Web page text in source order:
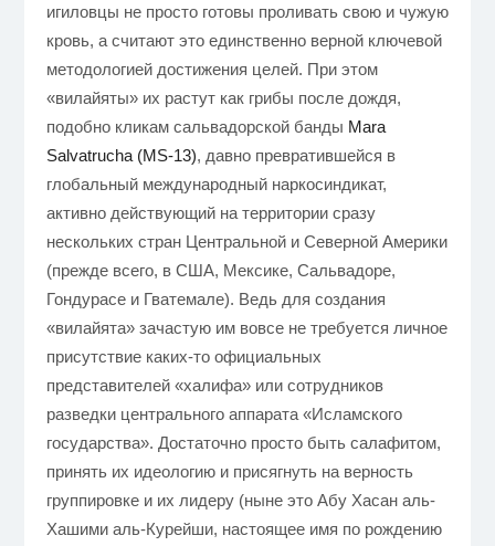
игиловцы не просто готовы проливать свою и чужую
кровь, а считают это единственно верной ключевой
методологией достижения целей. При этом
«вилайяты» их растут как грибы после дождя,
подобно кликам сальвадорской банды Mara
Salvatrucha (MS-13), давно превратившейся в
глобальный международный наркосиндикат,
активно действующий на территории сразу
нескольких стран Центральной и Северной Америки
(прежде всего, в США, Мексике, Сальвадоре,
Гондурасе и Гватемале). Ведь для создания
«вилайята» зачастую им вовсе не требуется личное
присутствие каких-то официальных
представителей «халифа» или сотрудников
разведки центрального аппарата «Исламского
государства». Достаточно просто быть салафитом,
принять их идеологию и присягнуть на верность
группировке и их лидеру (ныне это Абу Хасан аль-
Хашими аль-Курейши, настоящее имя по рождению